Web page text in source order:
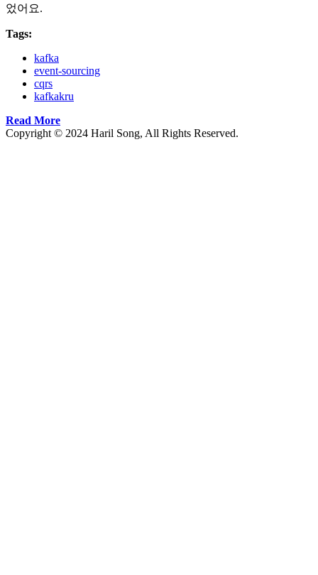
었어요.
Tags:
kafka
event-sourcing
cqrs
kafkakru
Read More
Copyright © 2024 Haril Song, All Rights Reserved.